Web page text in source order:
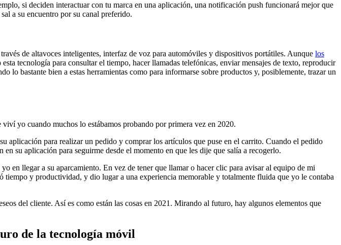
si deciden interactuar con tu marca en una aplicación, una notificación push funcionará mejor que
a su encuentro por su canal preferido.
de altavoces inteligentes, interfaz de voz para automóviles y dispositivos portátiles. Aunque los
tecnología para consultar el tiempo, hacer llamadas telefónicas, enviar mensajes de texto, reproducir
lo bastante bien a estas herramientas como para informarse sobre productos y, posiblemente, trazar un
yo cuando muchos lo estábamos probando por primera vez en 2020.
aplicación para realizar un pedido y comprar los artículos que puse en el carrito. Cuando el pedido
su aplicación para seguirme desde el momento en que les dije que salía a recogerlo.
en llegar a su aparcamiento. En vez de tener que llamar o hacer clic para avisar al equipo de mi
y productividad, y dio lugar a una experiencia memorable y totalmente fluida que yo le contaba
del cliente. Así es como están las cosas en 2021. Mirando al futuro, hay algunos elementos que
de la tecnología móvil